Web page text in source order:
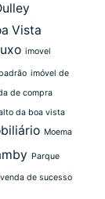
Vista
imovel
imóvel de
de compra
da boa vista
Moema
Parque
de sucesso